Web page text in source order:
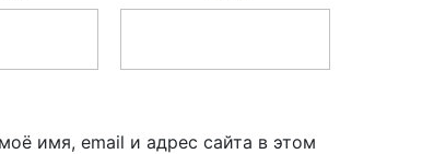
имя, email и адрес сайта в этом